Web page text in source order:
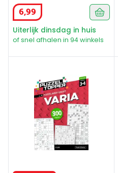
6,99
Uiterlijk dinsdag in huis
of snel afhalen in 94 winkels